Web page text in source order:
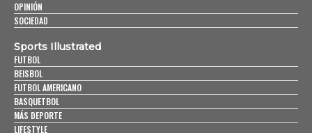
OPINIÓN
SOCIEDAD
Sports Illustrated
FUTBOL
BEISBOL
FUTBOL AMERICANO
BASQUETBOL
MÁS DEPORTE
LIFESTYLE